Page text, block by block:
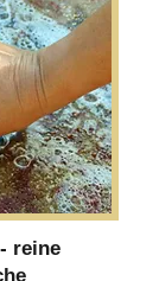
reine